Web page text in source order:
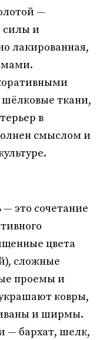
—
силы и
лакированная,
ткани,
в
смыслом и
это сочетание
цвета
сложные
проемы и
ковры,
и ширмы.
— бархат, шелк,